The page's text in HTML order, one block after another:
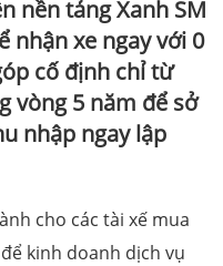
nền tảng Xanh SM
nhận xe ngay với 0
cố định chỉ từ
vòng 5 năm để sở
nhập ngay lập
cho các tài xế mua
kinh doanh dịch vụ